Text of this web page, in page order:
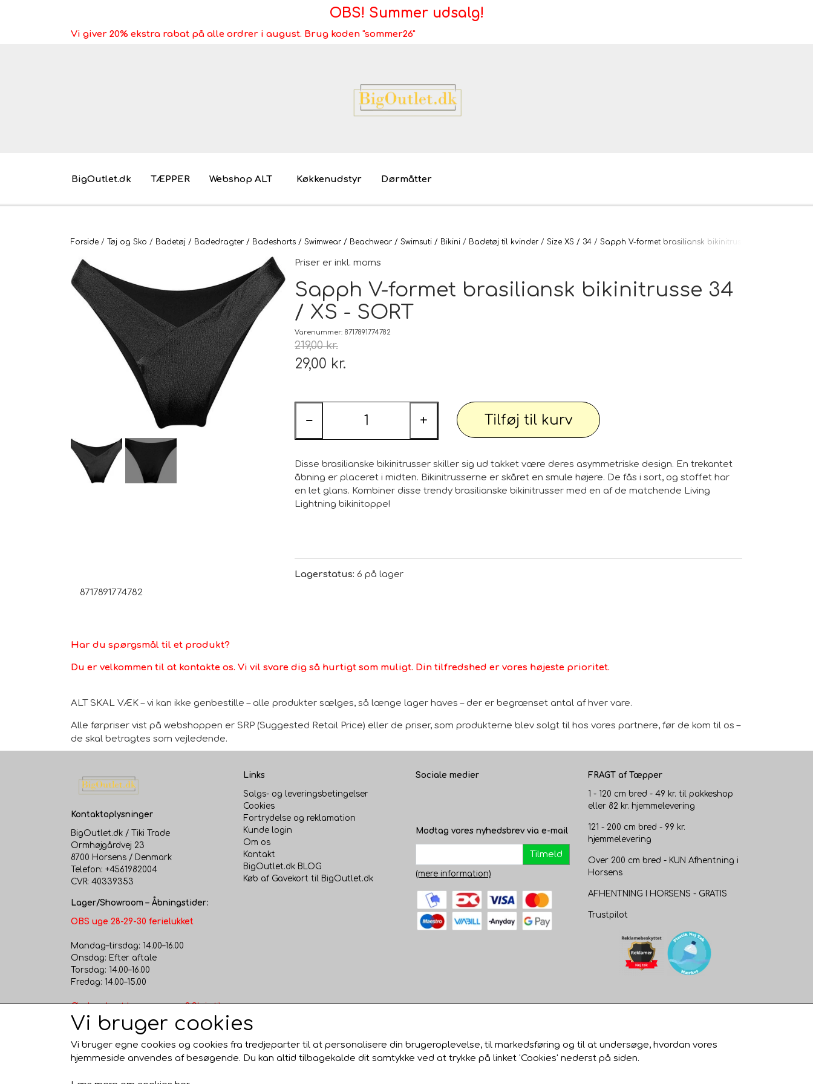
OBS! Summer udsalg!
Vi giver 20% ekstra rabat på alle ordrer i august. Brug koden "sommer26"
BigOutlet.dk TÆPPER Webshop ALT
Pakkeleg gaveidéer til under 30 kr. Brugt/demo/udstilling - bliv miljøvenlig Møbler og tæpper
Køkkenudstyr Fotostudie udstyr Tøj og Sko
Photo print / billeder print / bestil billeder
Smartwatch, mobil og tilbehør
Baby og Barneutstyr
Barnevogne klapvogne og diverse
legetøj
Køkkenudstyr Dørmåtter
Forside Tøj og Sko Badetøj / Badedragter / Badeshorts / Swimwear / Beachwear / Swimsuti / Bikini Badetøj til kvinder Size XS / 34 Sapph V-formet brasiliansk bikinitrusse 34 / XS - SORT
Priser er inkl. moms
Sapph V-formet brasiliansk bikinitrusse 34
/ XS - SORT
Varenummer: 8717891774782
219,00 kr.
29,00 kr.
− + Tilføj til kurv
Disse brasilianske bikinitrusser skiller sig ud takket være deres asymmetriske design. En trekantet
åbning er placeret i midten. Bikinitrusserne er skåret en smule højere. De fås i sort, og stoffet har
en let glans. Kombiner disse trendy brasilianske bikinitrusser med en af ​​de matchende Living
Lightning bikinitoppe!
Lagerstatus: 6 på lager
8717891774782
Har du spørgsmål til et produkt?
Du er velkommen til at kontakte os. Vi vil svare dig så hurtigt som muligt. Din tilfredshed er vores højeste prioritet.
ALT SKAL VÆK – vi kan ikke genbestille – alle produkter sælges, så længe lager haves – der er begrænset antal af hver vare.
Alle førpriser vist på webshoppen er SRP (Suggested Retail Price) eller de priser, som produkterne blev solgt til hos vores partnere, før de kom til os –
de skal betragtes som vejledende.
Kontaktoplysninger
BigOutlet.dk / Tiki Trade
Ormhøjgårdvej 23
8700 Horsens / Denmark
Telefon: +4561982004
CVR: 40339353
Lager/Showroom – Åbningstider:
OBS uge 28-29-30 ferielukket
Mandag–tirsdag: 14.00–16.00
Onsdag: Efter aftale
Torsdag: 14.00–16.00
Fredag: 14.00–15.00
Ønsker du at komme senere? Skriv til
os – vi åbner gerne efter aftale.
Besøg vores fysiske butik/showroom
og lagersalg i Horsens – nem
parkering lige ved døren!
Links
Salgs- og leveringsbetingelser
Cookies
Fortrydelse og reklamation
Kunde login
Om os
Kontakt
BigOutlet.dk BLOG
Køb af Gavekort til BigOutlet.dk
Sociale medier
Modtag vores nyhedsbrev via e-mail
Tilmeld
(mere information)
FRAGT af Tæpper
1 - 120 cm bred - 49 kr. til pakkeshop
eller 82 kr. hjemmelevering
121 - 200 cm bred - 99 kr.
hjemmelevering
Over 200 cm bred - KUN Afhentning i
Horsens
AFHENTNING I HORSENS - GRATIS
Trustpilot
Vi bruger cookies
Vi bruger egne cookies og cookies fra tredjeparter til at personalisere din brugeroplevelse, til markedsføring og til at undersøge, hvordan vores
hjemmeside anvendes af besøgende. Du kan altid tilbagekalde dit samtykke ved at trykke på linket 'Cookies' nederst på siden.